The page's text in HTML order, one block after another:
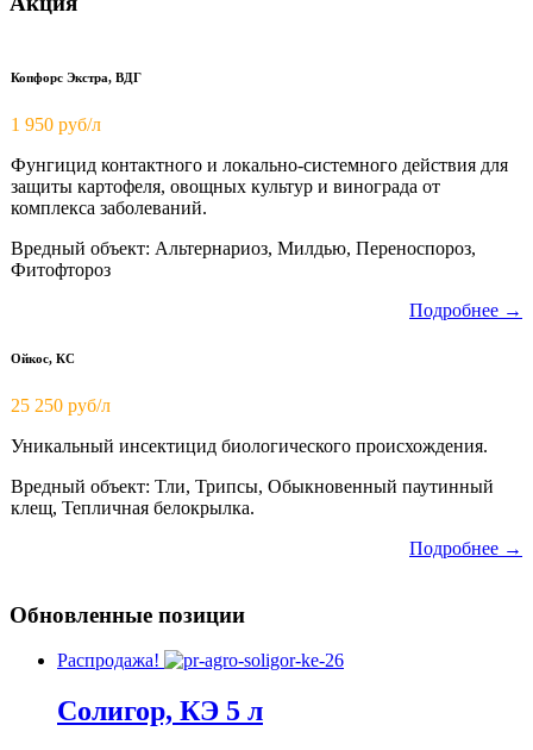
Копфорс Экстра, ВДГ
1 950 руб/л
Фунгицид контактного и локально-системного действия для
защиты картофеля, овощных культур и винограда от
комплекса заболеваний.
Вредный объект: Альтернариоз, Милдью, Переноспороз,
Фитофтороз
Подробнее →
Ойкос, КС
25 250 руб/л
Уникальный инсектицид биологического происхождения.
Вредный объект: Тли, Трипсы, Обыкновенный паутинный
клещ, Тепличная белокрылка.
Подробнее →
Обновленные позиции
Распродажа!
Солигор, КЭ 5 л